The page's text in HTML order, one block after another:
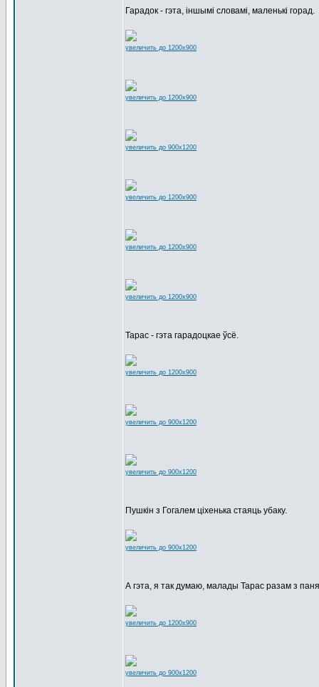
Гарадок - гэта, іншымі словамі, маленькі горад.
увеличить до 1200x900
увеличить до 1200x900
увеличить до 900x1200
увеличить до 1200x900
увеличить до 1200x900
увеличить до 1200x900
Тарас - гэта гарадоцкае ўсё.
увеличить до 1200x900
увеличить до 900x1200
увеличить до 900x1200
Пушкін з Гогалем ціхенька стаяць убаку.
увеличить до 900x1200
А гэта, я так думаю, малады Тарас разам з
увеличить до 1200x900
увеличить до 900x1200